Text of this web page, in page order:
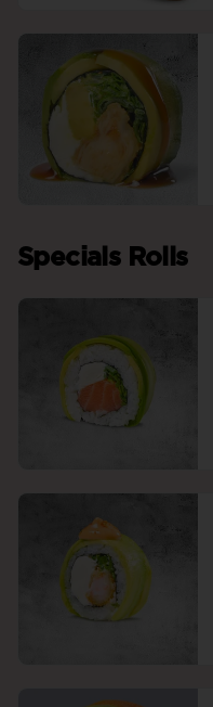
Specials Rolls